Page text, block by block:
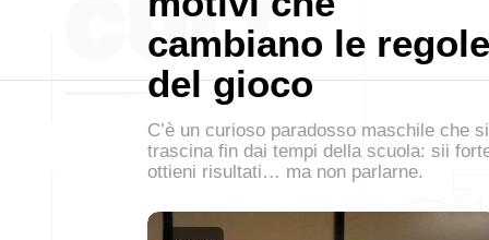
cambiano le regole
del gioco
C’è un curioso paradosso maschile che si
trascina fin dai tempi della scuola: sii
ottieni risultati… ma non parlarne.